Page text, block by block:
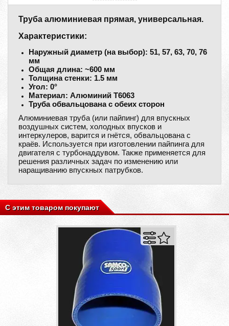
Труба алюминиевая прямая, универсальная.
Характеристики:
Наружный диаметр (на выбор): 51, 57, 63, 70, 76
мм
Общая длина: ~600 мм
Толщина стенки: 1.5 мм
Угол: 0°
Материал: Алюминий Т6063
Труба обвальцована с обеих сторон
Алюминиевая труба (или пайпинг) для впускных
воздушных систем, холодных впусков и
интеркулеров, варится и гнётся, обвальцована с
краёв. Используется при изготовлении пайпинга для
двигателя с турбонаддувом. Также применяется для
решения различных задач по изменению или
наращиванию впускных патрубков.
С этим товаром покупают